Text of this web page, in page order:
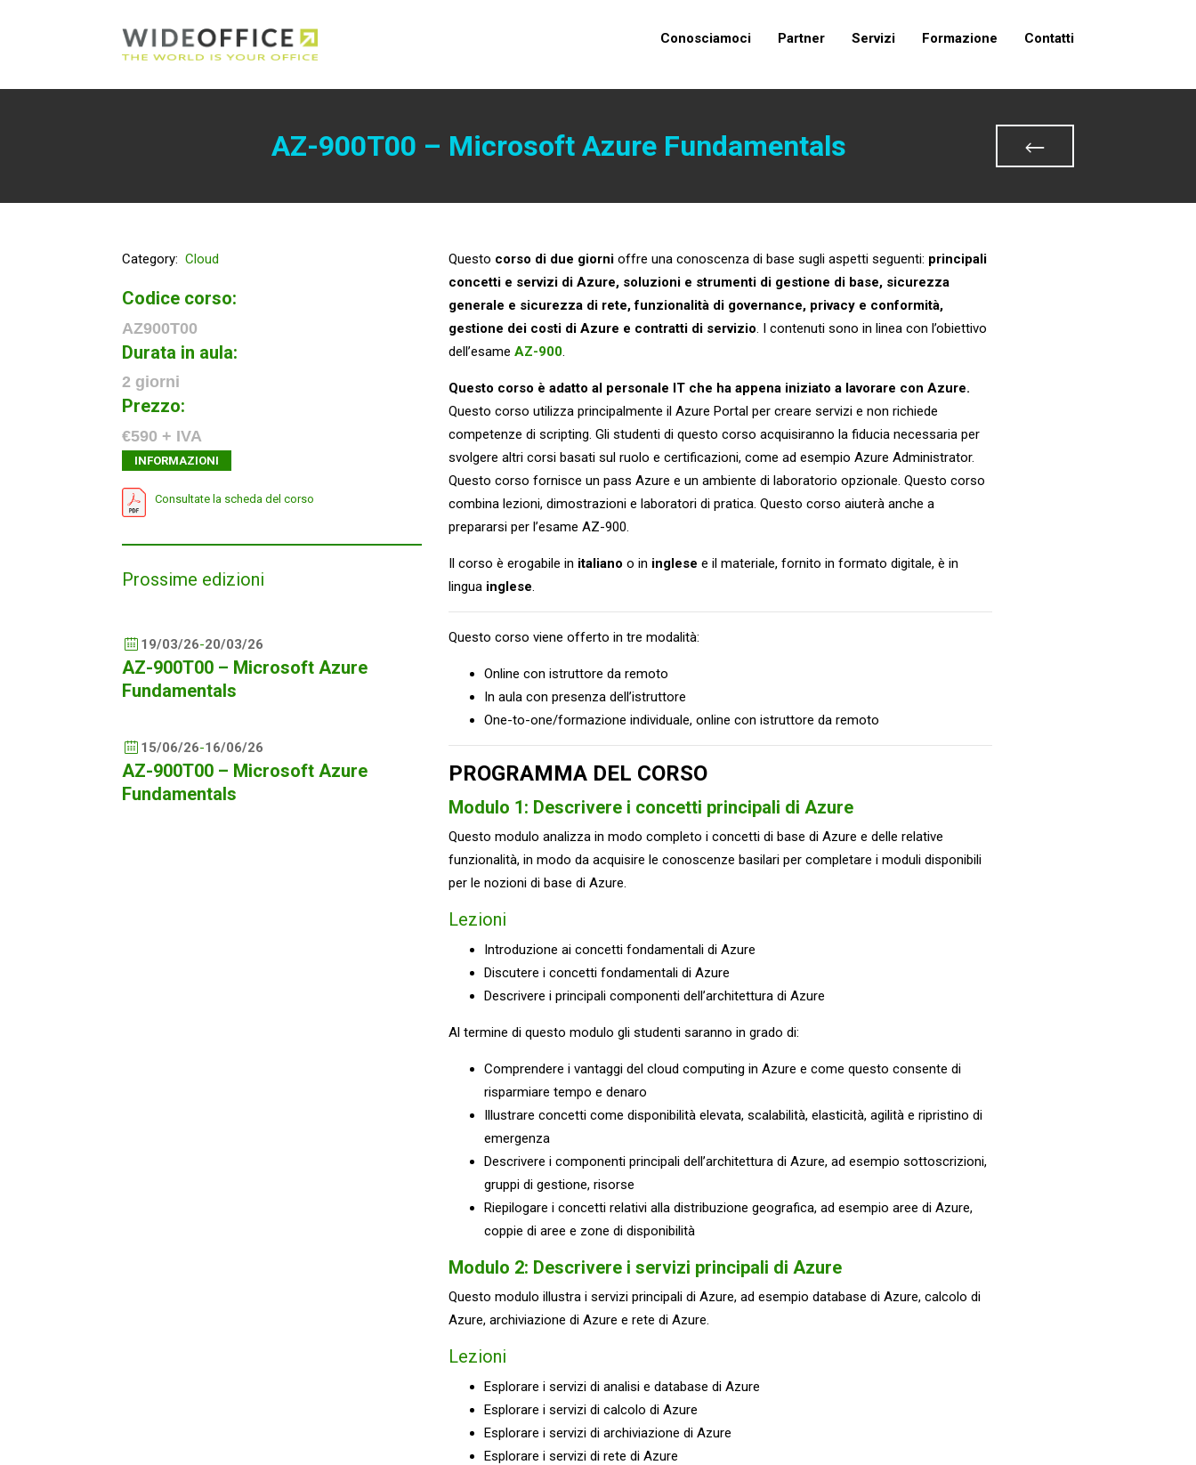
Conosciamoci Partner Servizi Formazione Contatti
AZ-900T00 – Microsoft Azure Fundamentals
Category: Cloud
Codice corso:
AZ900T00
Durata in aula:
2 giorni
Prezzo:
€590 + IVA
INFORMAZIONI
Consultate la scheda del corso
Prossime edizioni
19/03/26-20/03/26
AZ-900T00 – Microsoft Azure
Fundamentals
15/06/26-16/06/26
AZ-900T00 – Microsoft Azure
Fundamentals
Questo corso di due giornioffre una conoscenza di base sugli aspetti seguenti: principali
concetti e servizi di Azure, soluzioni e strumenti di gestione di base, sicurezza
generale e sicurezza di rete, funzionalità di governance, privacy e conformità,
gestione dei costi di Azure e contratti di servizio. I contenuti sono in linea con l’obiettivo
dell’esame AZ-900.
Questo corso è adatto al personale IT che ha appena iniziato a lavorare con Azure.
Questo corso utilizza principalmente il Azure Portal per creare servizi e non richiede
competenze di scripting. Gli studenti di questo corso acquisiranno la fiducia necessaria per
svolgere altri corsi basati sul ruolo e certificazioni, come ad esempio Azure Administrator.
Questo corso fornisce un pass Azure e un ambiente di laboratorio opzionale. Questo corso
combina lezioni, dimostrazioni e laboratori di pratica. Questo corso aiuterà anche a
prepararsi per l’esame AZ-900.
Il corso è erogabile in italiano o in inglese e il materiale, fornito in formato digitale, è in
lingua inglese.
Questo corso viene offerto in tre modalità:
Online con istruttore da remoto
In aula con presenza dell’istruttore
One-to-one/formazione individuale, online con istruttore da remoto
PROGRAMMA DEL CORSO
Modulo 1: Descrivere i concetti principali di Azure
Questo modulo analizza in modo completo i concetti di base di Azure e delle relative
funzionalità, in modo da acquisire le conoscenze basilari per completare i moduli disponibili
per le nozioni di base di Azure.
Lezioni
Introduzione ai concetti fondamentali di Azure
Discutere i concetti fondamentali di Azure
Descrivere i principali componenti dell’architettura di Azure
Al termine di questo modulo gli studenti saranno in grado di:
Comprendere i vantaggi del cloud computing in Azure e come questo consente di
risparmiare tempo e denaro
Illustrare concetti come disponibilità elevata, scalabilità, elasticità, agilità e ripristino di
emergenza
Descrivere i componenti principali dell’architettura di Azure, ad esempio sottoscrizioni,
gruppi di gestione, risorse
Riepilogare i concetti relativi alla distribuzione geografica, ad esempio aree di Azure,
coppie di aree e zone di disponibilità
Modulo 2: Descrivere i servizi principali di Azure
Questo modulo illustra i servizi principali di Azure, ad esempio database di Azure, calcolo di
Azure, archiviazione di Azure e rete di Azure.
Lezioni
Esplorare i servizi di analisi e database di Azure
Esplorare i servizi di calcolo di Azure
Esplorare i servizi di archiviazione di Azure
Esplorare i servizi di rete di Azure